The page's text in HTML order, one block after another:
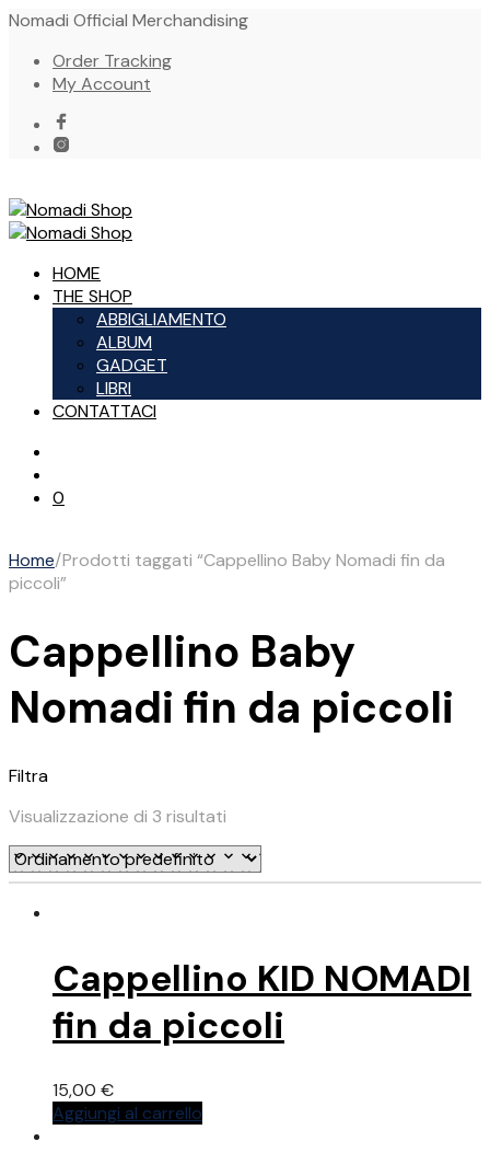
Nomadi Official Merchandising
Order Tracking
My Account
HOME
THE SHOP
ABBIGLIAMENTO
ALBUM
GADGET
LIBRI
CONTATTACI
0
Home/Prodotti taggati “Cappellino Baby Nomadi fin da
piccoli”
Cappellino Baby
Nomadi fin da piccoli
Filtra
Visualizzazione di 3 risultati
Cappellino KID NOMADI
fin da piccoli
15,00 €
Aggiungi al carrello